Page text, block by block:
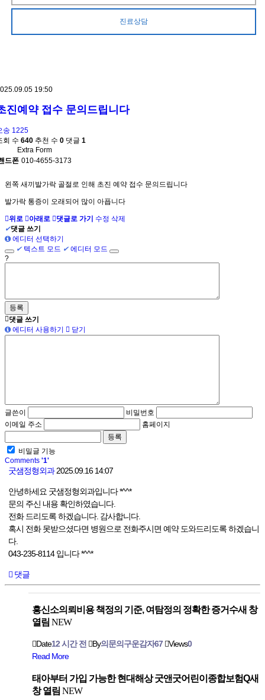
진료상담
19:50
진예약 접수 문의드립니다
송 1225
회 수 640 추천 수 0 댓글 1
Extra Form
드폰 010-4655-3173
왼쪽 새끼발가락 골절로 인해 초진 예약 접수 문의드립니다
발가락 통증이 오래되어 많이 아픕니다
위로 아래로 댓글로 가기 수정 삭제
✔댓글 쓰기
에디터 선택하기
✔ 텍스트 모드 ✔에디터 모드
?
댓글 쓰기
에디터 사용하기
닫기
글쓴이
비밀번호
이메일 주소
홈페이지
비밀글 기능
Comments '1'
굿샘정형외과2025.09.16 14:07
안녕하세요 굿샘정형외과입니다 *^^*
문의 주신 내용 확인하였습니다.
전화 드리도록 하겠습니다. 감사합니다.
혹시 전화 못받으셨다면 병원으로 전화주시면 예약 도와드리도록 하겠습니
다.
043-235-8114 입니다 *^^*
댓글
흥신소의뢰비용 책정의 기준, 여탐정의 정확한 증거수새 창
열림 NEW
Date12 시간 전 By의문의구운감자67 Views0
Read More
태아부터 가입 가능한 현대해상 굿앤굿어린이종합보험Q새
창 열림 NEW